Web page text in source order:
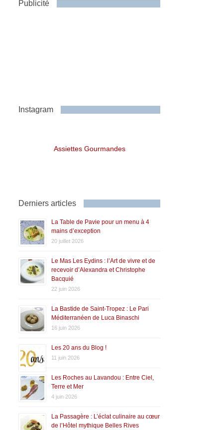
Publicité
Instagram
Assiettes Gourmandes
Derniers articles
La Table de Pavie pour un menu à 4
mains d’exception
20 juillet 2026
Le Mas Les Eydins : l’Art de vivre et de
recevoir d’Alexandra et Christophe
Bacquié
22 juin 2026
La Bastide de Saint-Tropez : Le Pari
Méditerranéen de Luca Binaschi
16 juin 2026
Les 20 ans du Blog !
11 juin 2026
Les Roches au Lavandou : Entre Ciel,
Terre et Mer
4 juin 2026
La Passagère : L’éclat culinaire au cœur
de l’Hôtel mythique Belles Rives